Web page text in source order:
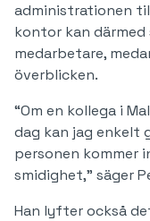
administrationen
kontor kan därmed
medarbetare,
överblicken.
“Om en kollega i
dag kan jag enkelt
personen kommer
smidighet,” säger
Han lyfter också